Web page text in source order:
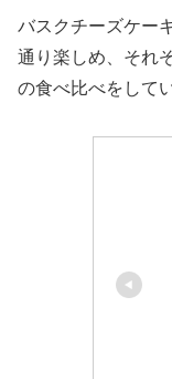
バスクチーズケー
通り楽しめ、それ
の食べ比べをして